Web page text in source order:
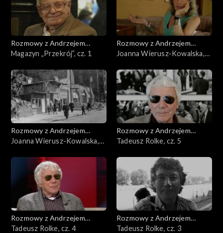
Rozmowy z Andrzejem
Doboszem
Magazyn „Przekrój”, cz. 1
Rozmowy z Andrzejem
Doboszem
Joanna Wierusz-Kowalska,
Rozmowy z Andrzejem
Doboszem
Joanna Wierusz-Kowalska,
Rozmowy z Andrzejem
Doboszem
Tadeusz Rolke, cz. 5
Rozmowy z Andrzejem
Doboszem
Tadeusz Rolke, cz. 4
Rozmowy z Andrzejem
Doboszem
Tadeusz Rolke, cz. 3